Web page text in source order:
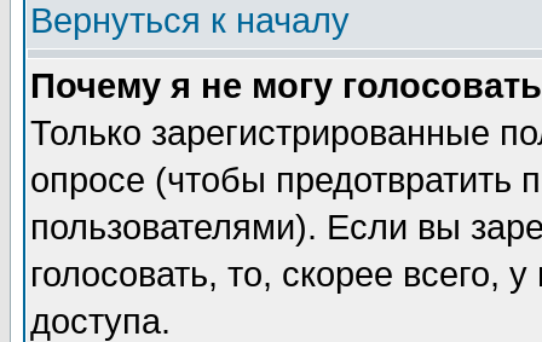
Вернуться к началу
Почему я не могу
Только зарегистрированные
опросе (чтобы предотвратить
пользователями). Если вы
голосовать, то, скорее всего,
доступа.